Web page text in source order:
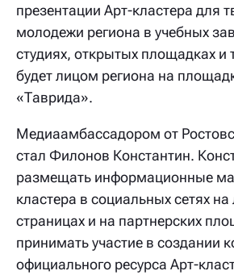
презентации Арт-кластера для
молодежи региона в учебных
студиях, открытых площадках и
будет лицом региона на
«Таврида».
Медиаамбассадором от
стал Филонов Константин.
размещать информационные
кластера в социальных сетях
страницах и на партнерских
принимать участие в создании
официального ресурса Арт-